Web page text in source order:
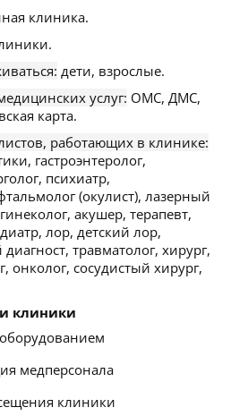
клиника.
дети, взрослые.
услуг: ОМС, ДМС,
карта.
работающих в клинике:
гастроэнтеролог,
психиатр,
(окулист), лазерный
акушер, терапевт,
лор, детский лор,
травматолог, хирург,
онколог, сосудистый хирург,
клиники
медперсонала
клиники